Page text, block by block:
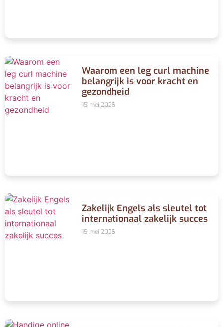
Waarom een leg curl machine
belangrijk is voor kracht en
gezondheid
15 mei 2026
Zakelijk Engels als sleutel tot
internationaal zakelijk succes
15 mei 2026